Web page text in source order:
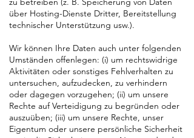
über Hosting-Dienste Dritter, Bereitstellung
technischer Unterstützung usw.).
Wir können Ihre Daten auch unter folgenden
Umständen offenlegen: (i) um rechtswidrige
Aktivitäten oder sonstiges Fehlverhalten zu
untersuchen, aufzudecken, zu verhindern
oder dagegen vorzugehen; (ii) um unsere
Rechte auf Verteidigung zu begründen oder
auszuüben; (iii) um unsere Rechte, unser
Eigentum oder unsere persönliche Sicherheit